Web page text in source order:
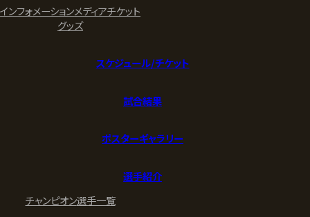
インフォメーションメディアチケット
グッズ
スケジュール/チケット
試合結果
ポスターギャラリー
選手紹介
チャンピオン選手一覧